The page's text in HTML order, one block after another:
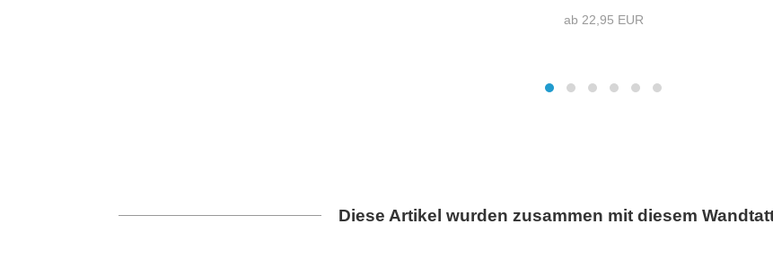
ab 22,95 EUR
Diese Artikel wurden zusammen mit diesem